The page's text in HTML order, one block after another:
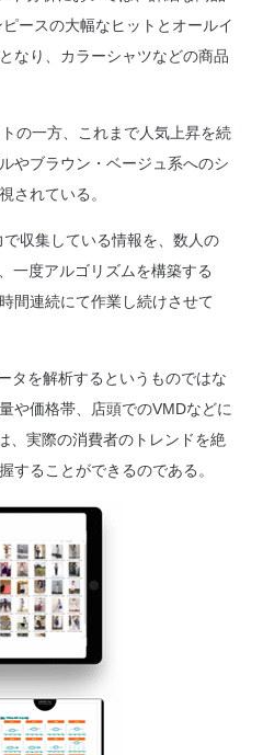
ースの大幅なヒットとオールイ
なり、カラーシャツなどの商品
の一方、これまで人気上昇を続
やブラウン・ベージュ系へのシ
されている。
収集している情報を、数人の
一度アルゴリズムを構築する
間連続にて作業し続けさせて
タを解析するというものではな
や価格帯、店頭でのVMDなどに
、実際の消費者のトレンドを絶
することができるのである。